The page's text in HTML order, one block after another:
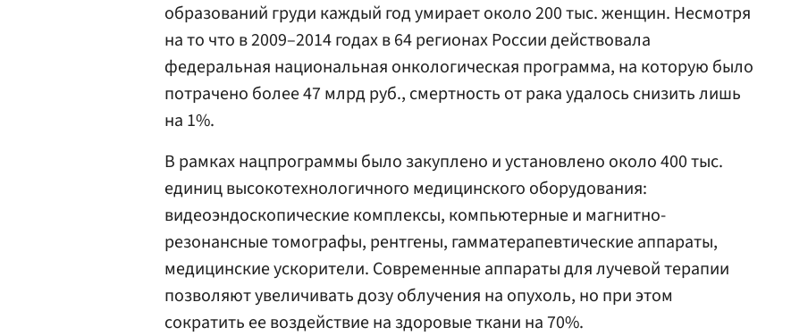
образований груди каждый год умирает около 200 тыс. женщин. Несмотря
на то что в 2009–2014 годах в 64 регионах России действовала
федеральная национальная онкологическая программа, на которую было
потрачено более 47 млрд руб., смертность от рака удалось снизить лишь
на 1%.
В рамках нацпрограммы было закуплено и установлено около 400 тыс.
единиц высокотехнологичного медицинского оборудования:
видеоэндоскопические комплексы, компьютерные и магнитно-
резонансные томографы, рентгены, гамматерапевтические аппараты,
медицинские ускорители. Современные аппараты для лучевой терапии
позволяют увеличивать дозу облучения на опухоль, но при этом
сократить ее воздействие на здоровые ткани на 70%.